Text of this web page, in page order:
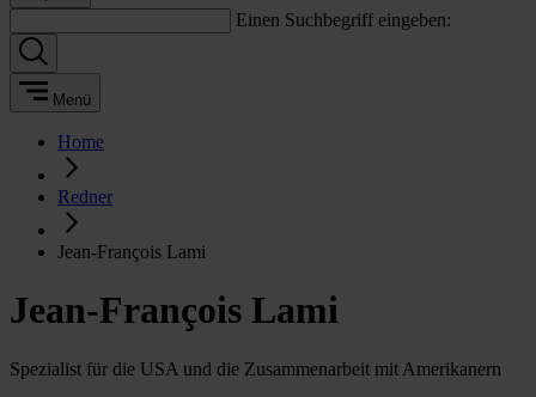
Einen Suchbegriff eingeben:
Menü
Home
Redner
Jean-François Lami
Jean-François Lami
Spezialist für die USA und die Zusammenarbeit mit Amerikanern